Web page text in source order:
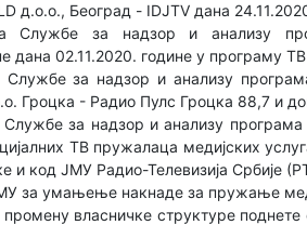
д.о.о., Београд - IDJTV дана
Службе за надзор и анализу
дана 02.11.2020. године у програму
Службе за надзор и анализу
Гроцка - Радио Пулс Гроцка 88,7 и
за надзор и анализу
ТВ пружалаца медијских
и код ЈМУ Радио-Телевизија Србије
за умањење накнаде за пружање
власничке структуре